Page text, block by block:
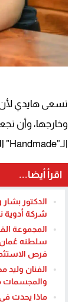
تسعى هايدي
وخارجها، وأن
الـ”Handmade” المصري، يجمع بين البساطة والأناقة والرقي.
اقرأ أيضا...
الدكتور
شركة أدوية
المجموعة
سلطنه عُمان
فرص
الفنان وليد
والمجسمات
ماذا يحدث